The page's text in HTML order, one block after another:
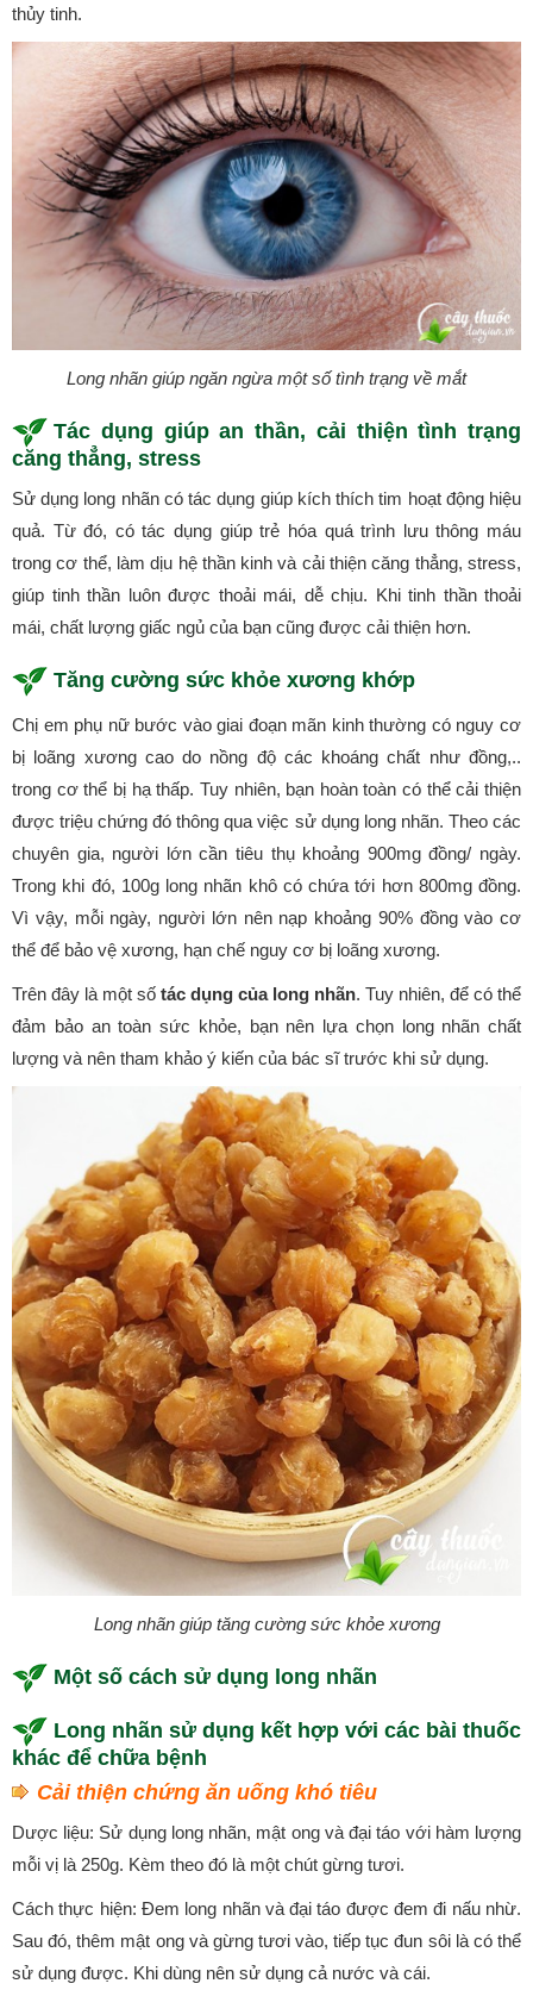
thủy tinh.
Long nhãn giúp ngăn ngừa một số tình trạng về mắt
Tác dụng giúp an thần, cải thiện tình trạng
căng thẳng, stress
Sử dụng long nhãn có tác dụng giúp kích thích tim hoạt động hiệu
quả. Từ đó, có tác dụng giúp trẻ hóa quá trình lưu thông máu
trong cơ thể, làm dịu hệ thần kinh và cải thiện căng thẳng, stress,
giúp tinh thần luôn được thoải mái, dễ chịu. Khi tinh thần thoải
mái, chất lượng giấc ngủ của bạn cũng được cải thiện hơn.
Tăng cường sức khỏe xương khớp
Chị em phụ nữ bước vào giai đoạn mãn kinh thường có nguy cơ
bị loãng xương cao do nồng độ các khoáng chất như đồng,..
trong cơ thể bị hạ thấp. Tuy nhiên, bạn hoàn toàn có thể cải thiện
được triệu chứng đó thông qua việc sử dụng long nhãn. Theo các
chuyên gia, người lớn cần tiêu thụ khoảng 900mg đồng/ ngày.
Trong khi đó, 100g long nhãn khô có chứa tới hơn 800mg đồng.
Vì vậy, mỗi ngày, người lớn nên nạp khoảng 90% đồng vào cơ
thể để bảo vệ xương, hạn chế nguy cơ bị loãng xương.
Trên đây là một số tác dụng của long nhãn. Tuy nhiên, để có thể
đảm bảo an toàn sức khỏe, bạn nên lựa chọn long nhãn chất
lượng và nên tham khảo ý kiến của bác sĩ trước khi sử dụng.
Long nhãn giúp tăng cường sức khỏe xương
Một số cách sử dụng long nhãn
Long nhãn sử dụng kết hợp với các bài thuốc
khác để chữa bệnh
Cải thiện chứng ăn uống khó tiêu
Dược liệu: Sử dụng long nhãn, mật ong và đại táo với hàm lượng
mỗi vị là 250g. Kèm theo đó là một chút gừng tươi.
Cách thực hiện: Đem long nhãn và đại táo được đem đi nấu nhừ.
Sau đó, thêm mật ong và gừng tươi vào, tiếp tục đun sôi là có thể
sử dụng được. Khi dùng nên sử dụng cả nước và cái.